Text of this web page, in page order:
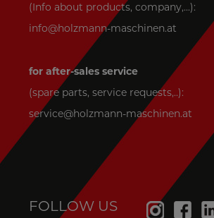
(Info about products, company,...):
info@holzmann-maschinen.at
for after-sales service
(spare parts, service requests,..):
service@holzmann-maschinen.at
FOLLOW US